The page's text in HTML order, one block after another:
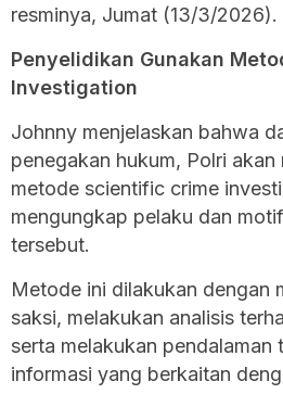
resminya, Jumat (13/3/2026).
Penyelidikan Gunakan
Investigation
Johnny menjelaskan bahwa
penegakan hukum, Polri akan
metode scientific crime
mengungkap pelaku dan
tersebut.
Metode ini dilakukan dengan
saksi, melakukan analisis
serta melakukan pendalaman
informasi yang berkaitan